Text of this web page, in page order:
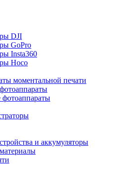
DJI
GoPro
Insta360
Hoco
моментальной печати
и аккумуляторы